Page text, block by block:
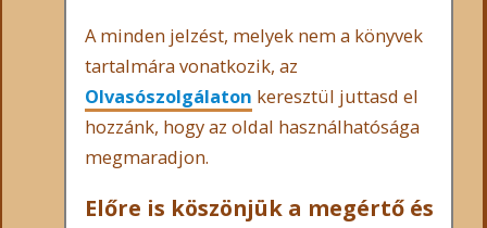
A minden jelzést, melyek nem a könyvek
tartalmára vonatkozik, az
Olvasószolgálaton keresztül juttasd el
hozzánk, hogy az oldal használhatósága
megmaradjon.
Előre is köszönjük a megértő és